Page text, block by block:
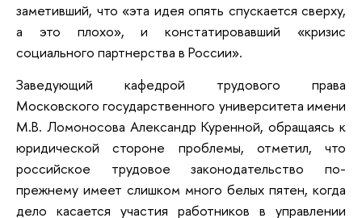
заметивший, что «эта идея опять спускается сверху,
а это плохо», и констатировавший «кризис
социального партнерства в России».
Заведующий кафедрой трудового права
Московского государственного университета имени
М.В. Ломоносова Александр Куренной, обращаясь к
юридической стороне проблемы, отметил, что
российское трудовое законодательство по-
прежнему имеет слишком много белых пятен, когда
дело касается участия работников в управлении